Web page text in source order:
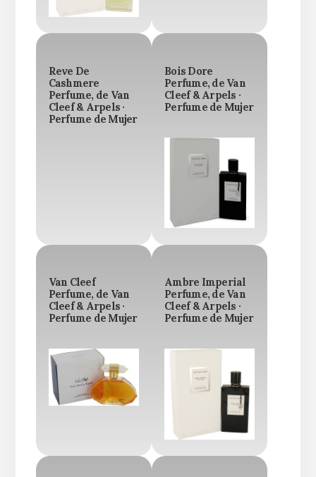
Reve De
Cashmere
Perfume, de Van
Cleef & Arpels ·
Perfume de Mujer
Bois Dore
Perfume, de Van
Cleef & Arpels ·
Perfume de Mujer
Van Cleef
Perfume, de Van
Cleef & Arpels ·
Perfume de Mujer
Ambre Imperial
Perfume, de Van
Cleef & Arpels ·
Perfume de Mujer